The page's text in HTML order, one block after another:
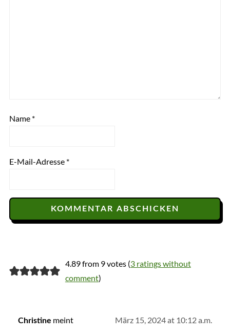
Name *
E-Mail-Adresse *
4.89 from 9 votes (3 ratings without
comment)
Christine meint März 15, 2024 at 10:12 a.m.